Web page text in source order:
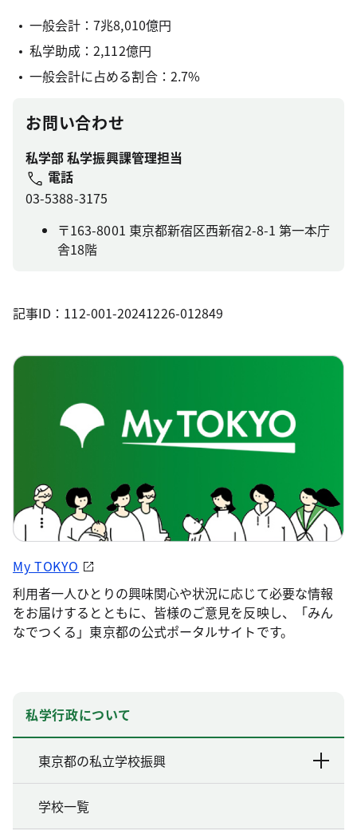
一般会計：7兆8,010億円
私学助成：2,112億円
一般会計に占める割合：2.7%
お問い合わせ
私学部 私学振興課管理担当
電話
03-5388-3175
〒163-8001 東京都新宿区西新宿2-8-1 第一本庁
舎18階
記事ID：112-001-20241226-012849
My TOKYO
利用者一人ひとりの興味関心や状況に応じて必要な情報
をお届けするとともに、皆様のご意見を反映し、「みん
なでつくる」東京都の公式ポータルサイトです。
私学行政について
東京都の私立学校振興
学校一覧